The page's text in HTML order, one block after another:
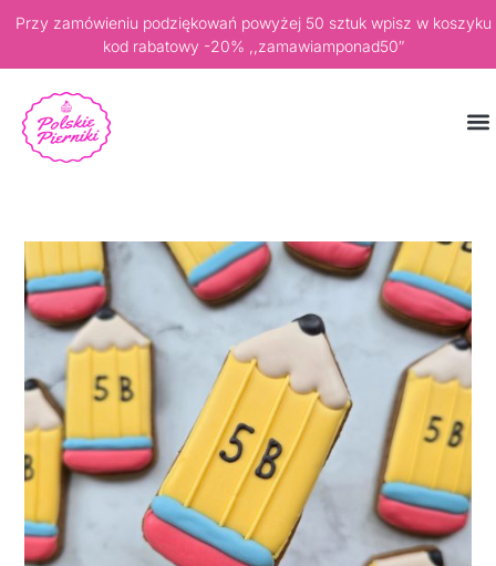
Przy zamówieniu podziękowań powyżej 50 sztuk wpisz w koszyku
kod rabatowy -20% ,,zamawiamponad50″